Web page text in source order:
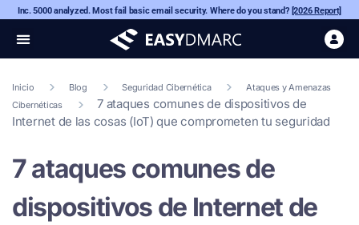
Inc. 5000 analyzed. Most fail basic email security. Where do you stand? [2026 Report]
Inicio Blog Seguridad Cibernética
Ataques y Amenazas
Cibernéticas
7 ataques comunes de dispositivos de
Internet de las cosas (IoT) que comprometen tu seguridad
7 ataques comunes de
dispositivos de Internet de